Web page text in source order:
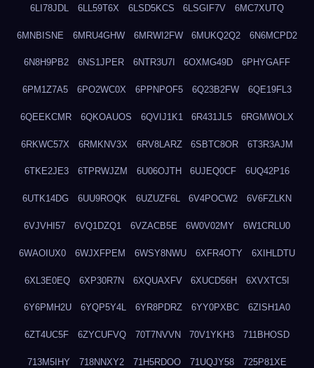
6LI78JDL 6LL59T6X 6LSD5KCS 6LSGIF7V 6MC7XUTQ
6MNBISNE 6MRU4GHW 6MRWI2FW 6MUKQ2Q2 6N6MCPD2
6N8H9PB2 6NS1JPER 6NTR3U7I 6OXMG49D 6PHYGAFF
6PM1Z7A5 6PO2WC0X 6PPNPOF5 6Q23B2FW 6QE19FL3
6QEEKCMR 6QKOAUOS 6QVIJ1K1 6R431JL5 6RGMWOLX
6RKWC57X 6RMKNV3X 6RV8LARZ 6SBTC8OR 6T3R3AJM
6TKE2JE3 6TPRWJZM 6U06OJTH 6UJEQ0CF 6UQ42P16
6UTK14DG 6UU9ROQK 6UZUZF6L 6V4POCW2 6V6FZLKN
6VJVHI57 6VQ1DZQ1 6VZACB5E 6W0V02MY 6W1CRLU0
6WAOIUX0 6WJXFPEM 6WSY8NWU 6XFR4OTY 6XIHLDTU
6XL3E0EQ 6XP30R7N 6XQUAXFV 6XUCD56H 6XVXTC5I
6Y6PMH2U 6YQP5Y4L 6YR8PDRZ 6YY0PXBC 6ZISH1A0
6ZT4UC5F 6ZYCUFVQ 70T7NVVN 70V1YKH3 711BHOSD
713M5IHY 718NNXY2 71H5RDOO 71UQJY58 725P81XE